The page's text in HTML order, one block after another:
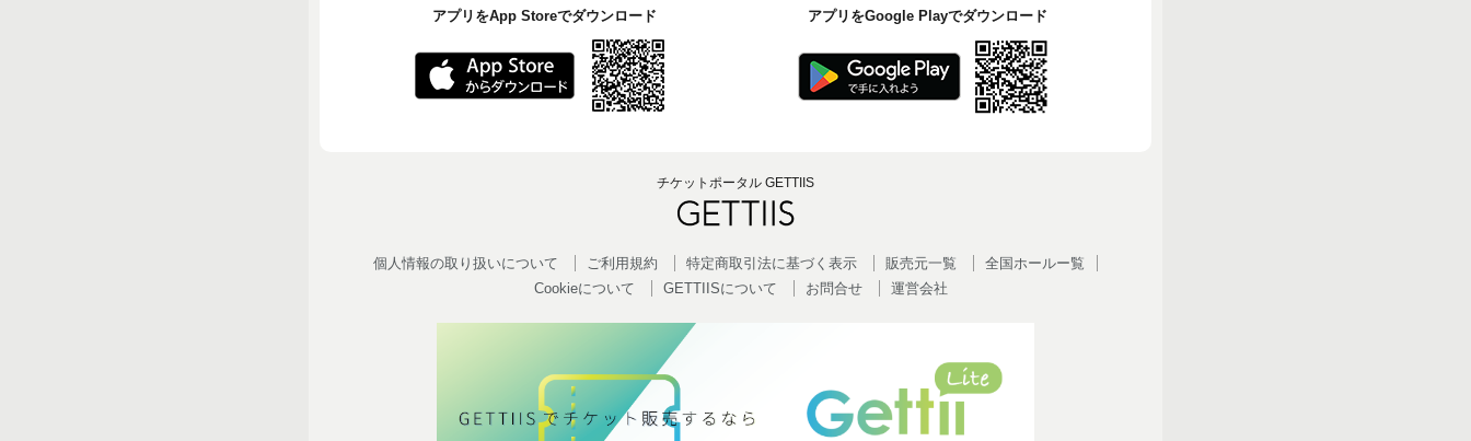
アプリをApp Storeでダウンロード アプリをGoogle Playでダウンロード
チケットポータル GETTIIS
個人情報の取り扱いについて ご利用規約 特定商取引法に基づく表示 販売元一覧
全国ホールー覧
Cookieについて
GETTIISについて お問合せ 運営会社